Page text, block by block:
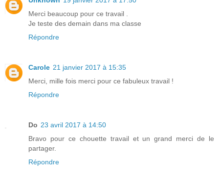
Merci beaucoup pour ce travail .
Je teste des demain dans ma classe
Répondre
Carole 21 janvier 2017 à 15:35
Merci, mille fois merci pour ce fabuleux travail !
Répondre
Do 23 avril 2017 à 14:50
Bravo pour ce chouette travail et un grand merci de le
partager.
Répondre